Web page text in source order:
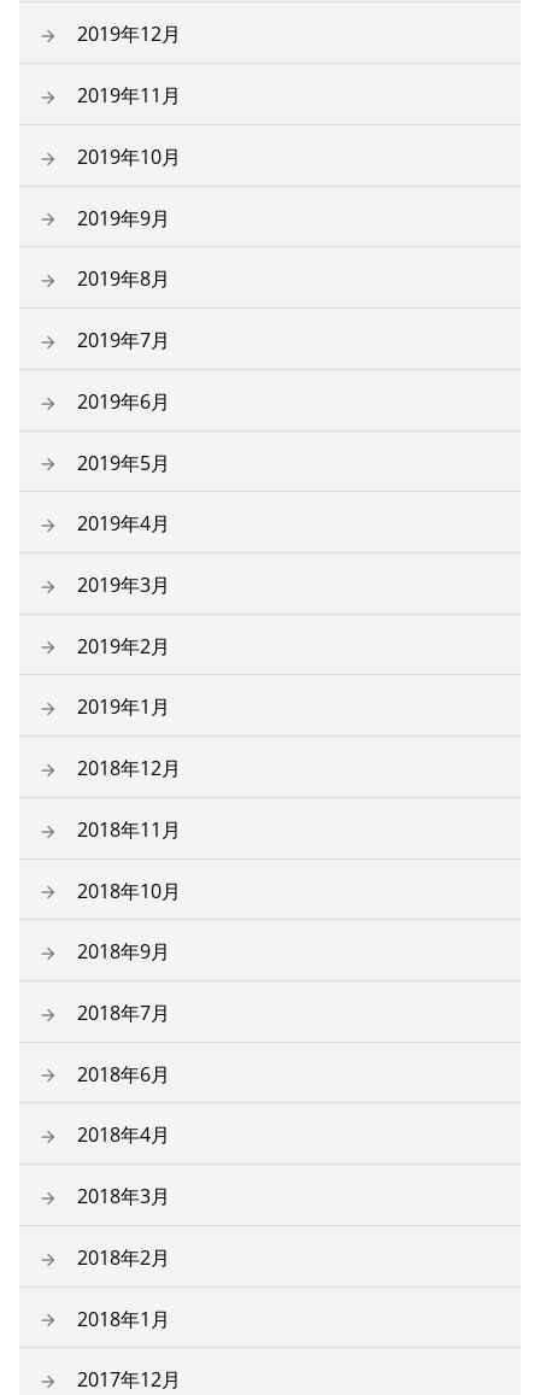
2019年12月
2019年11月
2019年10月
2019年9月
2019年8月
2019年7月
2019年6月
2019年5月
2019年4月
2019年3月
2019年2月
2019年1月
2018年12月
2018年11月
2018年10月
2018年9月
2018年7月
2018年6月
2018年4月
2018年3月
2018年2月
2018年1月
2017年12月